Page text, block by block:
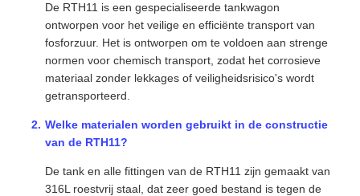
De RTH11 is een gespecialiseerde tankwagon
ontworpen voor het veilige en efficiënte transport van
fosforzuur. Het is ontworpen om te voldoen aan strenge
normen voor chemisch transport, zodat het corrosieve
materiaal zonder lekkages of veiligheidsrisico's wordt
getransporteerd.
Welke materialen worden gebruikt in de constructie
van de RTH11?
De tank en alle fittingen van de RTH11 zijn gemaakt van
316L roestvrij staal, dat zeer goed bestand is tegen de